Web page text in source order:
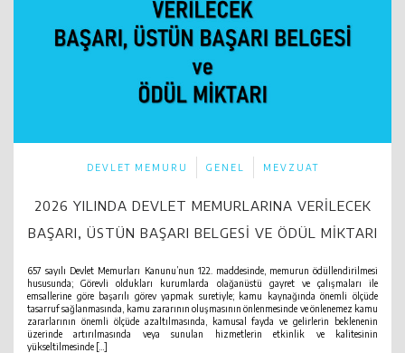
DEVLET MEMURU GENEL MEVZUAT
2026 YILINDA DEVLET MEMURLARINA VERILECEK
BAŞARI, ÜSTÜN BAŞARI BELGESI VE ÖDÜL MIKTARI
657 sayılı Devlet Memurları Kanunu’nun 122. maddesinde, memurun ödüllendirilmesi
hususunda; Görevli oldukları kurumlarda olağanüstü gayret ve çalışmaları ile
emsallerine göre başarılı görev yapmak suretiyle; kamu kaynağında önemli ölçüde
tasarruf sağlanmasında, kamu zararının oluşmasının önlenmesinde ve önlenemez kamu
zararlarının önemli ölçüde azaltılmasında, kamusal fayda ve gelirlerin beklenenin
üzerinde artırılmasında veya sunulan hizmetlerin etkinlik ve kalitesinin
yükseltilmesinde […]